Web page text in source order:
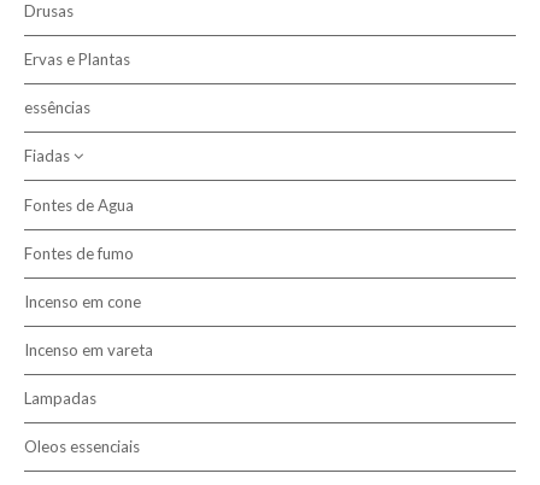
Drusas
Ervas e Plantas
essências
Fiadas
6mm
8mm
10mm
Fontes de Agua
Fontes de fumo
Incenso em cone
Incenso em vareta
Lampadas
Oleos essenciais